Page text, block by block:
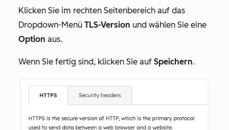
Klicken Sie im rechten Seitenbereich auf das
Dropdown-Menü TLS-Version und wählen Sie eine
Option aus.
Wenn Sie fertig sind, klicken Sie auf Speichern.